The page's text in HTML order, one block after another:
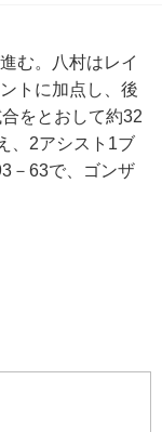
む。八村はレイ
トに加点し、後
をとおして約32
、2アシスト1ブ
－63で、ゴンザ